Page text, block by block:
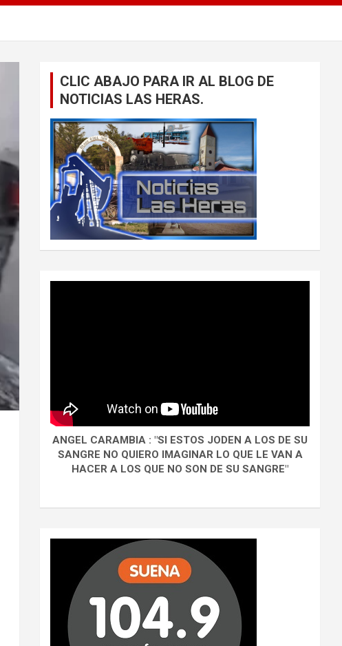
CLIC ABAJO PARA IR AL BLOG DE
NOTICIAS LAS HERAS.
ANGEL CARAMBIA : "SI ESTOS JODEN A LOS DE SU
SANGRE NO QUIERO IMAGINAR LO QUE LE VAN A
HACER A LOS QUE NO SON DE SU SANGRE"